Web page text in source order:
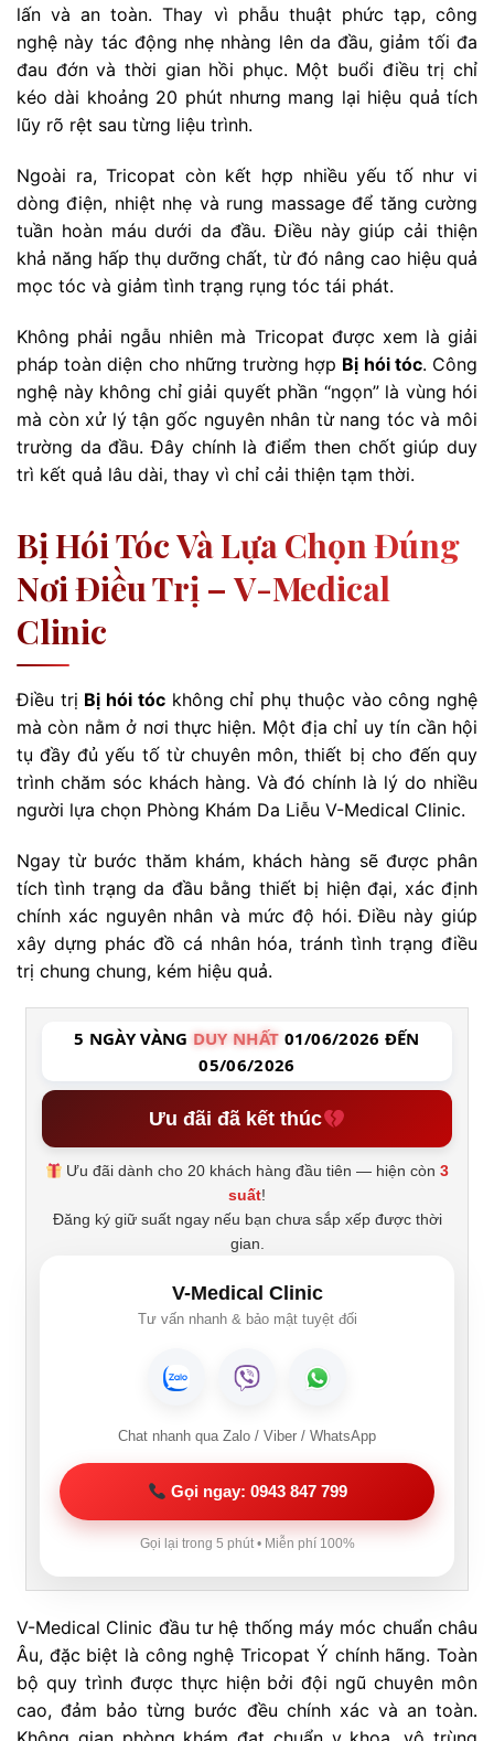
lấn và an toàn. Thay vì phẫu thuật phức tạp, công
nghệ này tác động nhẹ nhàng lên da đầu, giảm tối đa
đau đớn và thời gian hồi phục. Một buổi điều trị chỉ
kéo dài khoảng 20 phút nhưng mang lại hiệu quả tích
lũy rõ rệt sau từng liệu trình.
Ngoài ra, Tricopat còn kết hợp nhiều yếu tố như vi
dòng điện, nhiệt nhẹ và rung massage để tăng cường
tuần hoàn máu dưới da đầu. Điều này giúp cải thiện
khả năng hấp thụ dưỡng chất, từ đó nâng cao hiệu quả
mọc tóc và giảm tình trạng rụng tóc tái phát.
Không phải ngẫu nhiên mà Tricopat được xem là giải
pháp toàn diện cho những trường hợp Bị hói tóc. Công
nghệ này không chỉ giải quyết phần “ngọn” là vùng hói
mà còn xử lý tận gốc nguyên nhân từ nang tóc và môi
trường da đầu. Đây chính là điểm then chốt giúp duy
trì kết quả lâu dài, thay vì chỉ cải thiện tạm thời.
Bị Hói Tóc Và Lựa Chọn Đúng
Nơi Điều Trị – V-Medical
Clinic
Điều trị Bị hói tóckhông chỉ phụ thuộc vào công nghệ
mà còn nằm ở nơi thực hiện. Một địa chỉ uy tín cần hội
tụ đầy đủ yếu tố từ chuyên môn, thiết bị cho đến quy
trình chăm sóc khách hàng. Và đó chính là lý do nhiều
người lựa chọn Phòng Khám Da Liễu V-Medical Clinic.
Ngay từ bước thăm khám, khách hàng sẽ được phân
tích tình trạng da đầu bằng thiết bị hiện đại, xác định
chính xác nguyên nhân và mức độ hói. Điều này giúp
xây dựng phác đồ cá nhân hóa, tránh tình trạng điều
trị chung chung, kém hiệu quả.
5 NGÀY VÀNG DUY NHẤT 01/06/2026 ĐẾN
05/06/2026
Ưu đãi đã kết thúc
Ưu đãi dành cho 20 khách hàng đầu tiên — hiện còn3
suất!
Đăng ký giữ suất ngay nếu bạn chưa sắp xếp được thời
gian.
V-Medical Clinic
Tư vấn nhanh & bảo mật tuyệt đối
Chat nhanh qua Zalo / Viber / WhatsApp
Gọi ngay: 0943 847 799
Gọi lại trong 5 phút • Miễn phí 100%
V-Medical Clinic đầu tư hệ thống máy móc chuẩn châu
Âu, đặc biệt là công nghệ Tricopat Ý chính hãng. Toàn
bộ quy trình được thực hiện bởi đội ngũ chuyên môn
cao, đảm bảo từng bước đều chính xác và an toàn.